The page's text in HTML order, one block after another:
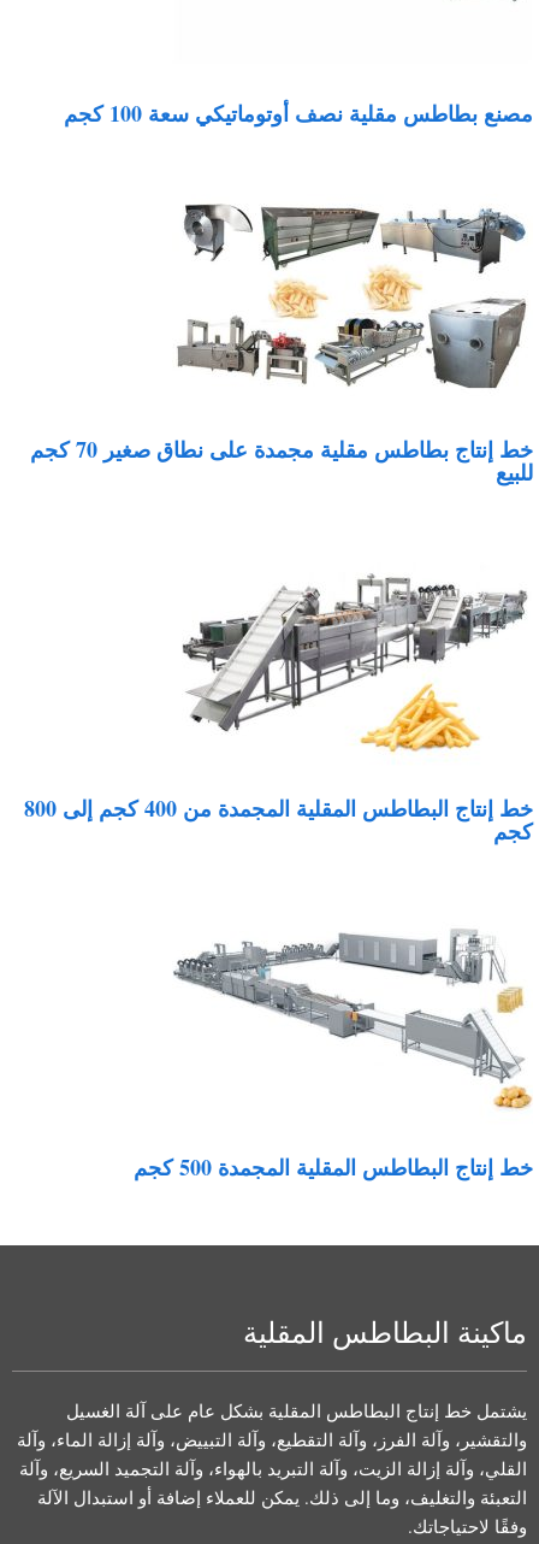
بطاطس مقلية نصف أوتوماتيكي سعة 100 كجم
خط إنتاج بطاطس مقلية مجمدة على نطاق صغير 70 كجم
خط إنتاج البطاطس المقلية المجمدة من 400 كجم إلى 800
إنتاج البطاطس المقلية المجمدة 500 كجم
ماكينة البطاطس المقلية
يشتمل خط إنتاج البطاطس المقلية بشكل عام على آلة الغسيل
والتقشير، وآلة الفرز، وآلة التقطيع، وآلة التبييض، وآلة إزالة الماء، وآلة
القلي، وآلة إزالة الزيت، وآلة التبريد بالهواء، وآلة التجميد السريع، وآلة
التعبئة والتغليف، وما إلى ذلك. يمكن للعملاء إضافة أو استبدال الآلة
وفقًا لاحتياجاتك.